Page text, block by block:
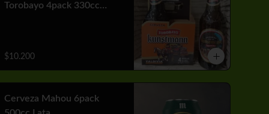
Torobayo 4pack 330cc
$10.200
Cerveza Mahou 6pack